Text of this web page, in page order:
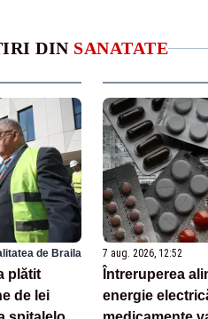
DIN SANATATE
de Braila
plătit
de lei
7 aug. 2026, 12:52
Întreruperea
energie